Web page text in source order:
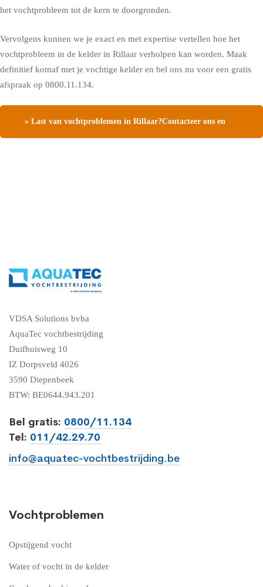
het vochtprobleem tot de kern te doorgronden.
Vervolgens kunnen we je exact en met expertise vertellen hoe het
vochtprobleem in de kelder in Rillaar verholpen kan worden. Maak
definitief komaf met je vochtige kelder en bel ons nu voor een gratis
afspraak op 0800.11.134.
» Last van vochtproblemen in Rillaar?Contacteer ons en
VDSA Solutions bvba
AquaTec vochtbestrijding
Duifhuisweg 10
IZ Dorpsveld 4026
3590 Diepenbeek
BTW: BE0644.943.201
Bel gratis: 0800/11.134
Tel: 011/42.29.70
info@aquatec-vochtbestrijding.be
Vochtproblemen
Opstijgend vocht
Water of vocht in de kelder